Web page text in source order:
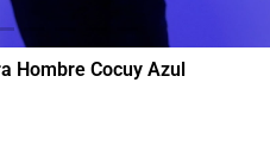
Hombre Cocuy Azul